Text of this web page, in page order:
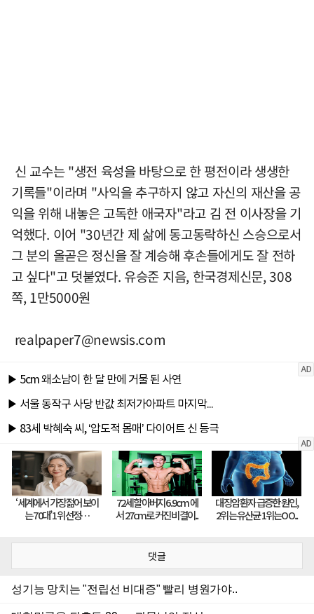
신 교수는 "생전 육성을 바탕으로 한 평전이라 생생한
기록들"이라며 "사익을 추구하지 않고 자신의 재산을 공
익을 위해 내놓은 고독한 애국자"라고 김 전 이사장을 기
억했다. 이어 "30년간 제 삶에 동고동락하신 스승으로서
그 분의 올곧은 정신을 잘 계승해 후손들에게도 잘 전하
고 싶다"고 덧붙였다. 유승준 지음, 한국경제신문, 308
쪽, 1만5000원
realpaper7@newsis.com
댓글